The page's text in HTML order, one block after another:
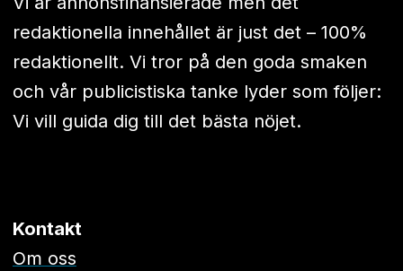
redaktionella innehållet är just det – 100%
redaktionellt. Vi tror på den goda smaken
och vår publicistiska tanke lyder som följer:
Vi vill guida dig till det bästa nöjet.
Kontakt
Om oss